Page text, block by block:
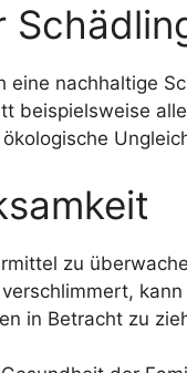
nachhaltige
zu
in Betracht zu